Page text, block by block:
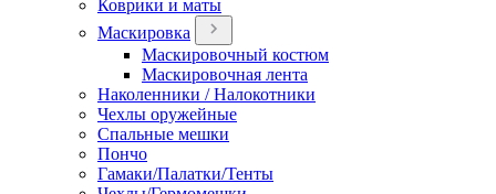
Коврики и маты
Маскировка
Маскировочный костюм
Маскировочная лента
Наколенники / Налокотники
Чехлы оружейные
Спальные мешки
Пончо
Гамаки/Палатки/Тенты